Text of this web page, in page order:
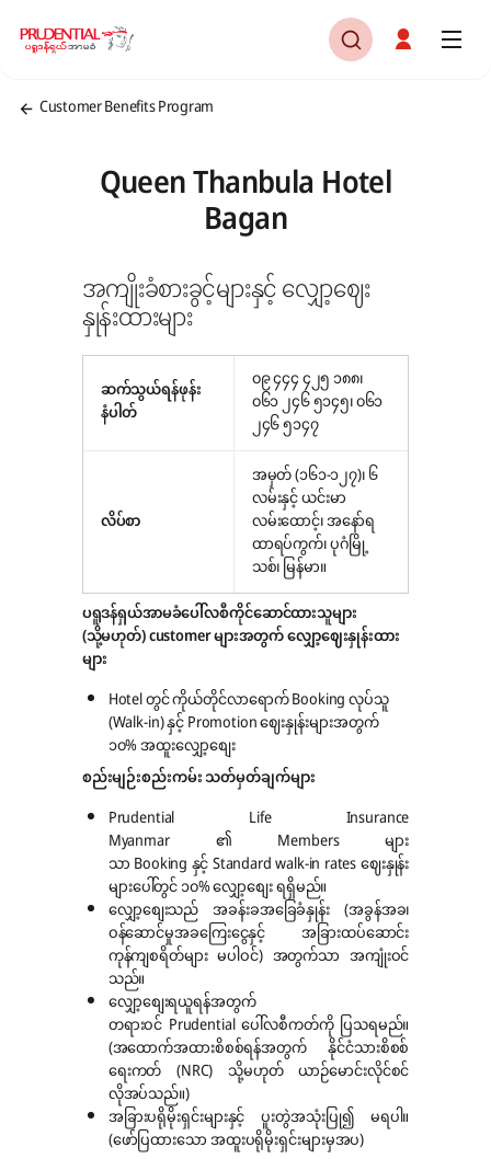
Customer Benefits Program
Queen Thanbula Hotel
Bagan
အကျိုးခံစားခွင့်များနှင့် လျှော့ဈေး
နှုန်းထားများ
ဆက်သွယ်ရန်ဖုန်း
နံပါတ်
၀၉ ၄၄၄ ၄၂၅ ၁၈၈၊
၀၆၁ ၂၄၆ ၅၁၄၅၊ ၀၆၁
၂၄၆ ၅၁၄၇
လိပ်စာ
အမှတ် (၁၆၁-၁၂၇)၊ ၆
လမ်းနှင့် ယင်းမာ
လမ်းထောင့်၊ အနော်ရ
ထာရပ်ကွက်၊ ပုဂံမြို့
သစ်၊ မြန်မာ။
ပရူဒန်ရှယ်အာမခံပေါ်လစီကိုင်ဆောင်ထားသူများ
(သို့မဟုတ်) customer များအတွက် လျှော့ဈေးနှုန်းထား
များ
Hotel တွင် ကိုယ်တိုင်လာရောက် Booking လုပ်သူ
(Walk-in) နှင့် Promotion ဈေးနှုန်းများအတွက်
၁၀% အထူးလျှော့စျေး
စည်းမျဉ်းစည်းကမ်း သတ်မှတ်ချက်များ
Prudential Life Insurance
Myanmar ၏ Members များ
သာ Booking နှင့် Standard walk-in rates ဈေးနှုန်း
များပေါ်တွင် ၁၀% လျှော့စျေး ရရှိမည်။
လျှော့စျေးသည် အခန်းခအခြေခံနှုန်း (အခွန်အခ၊
ဝန်ဆောင်မှုအခကြေးငွေနှင့် အခြားထပ်ဆောင်း
ကုန်ကျစရိတ်များ မပါဝင်) အတွက်သာ အကျုံးဝင်
သည်။
လျှော့စျေးရယူရန်အတွက်
တရားဝင် Prudential ပေါ်လစီကတ်ကို ပြသရမည်။
(အထောက်အထားစိစစ်ရန်အတွက် နိုင်ငံသားစိစစ်
ရေးကတ် (NRC) သို့မဟုတ် ယာဉ်မောင်းလိုင်စင်
လိုအပ်သည်။)
အခြားပရိုမိုးရှင်းများနှင့် ပူးတွဲအသုံးပြု၍ မရပါ။
(ဖော်ပြထားသော အထူးပရိုမိုးရှင်းများမှအပ)